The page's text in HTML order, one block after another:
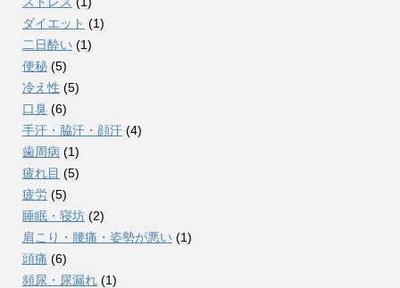
ダイエット (1)
二日酔い (1)
便秘 (5)
冷え性 (5)
口臭 (6)
手汗・脇汗・顔汗 (4)
歯周病 (1)
疲れ目 (5)
疲労 (5)
睡眠・寝坊 (2)
肩こり・腰痛・姿勢が悪い (1)
頭痛 (6)
頻尿・尿漏れ (1)